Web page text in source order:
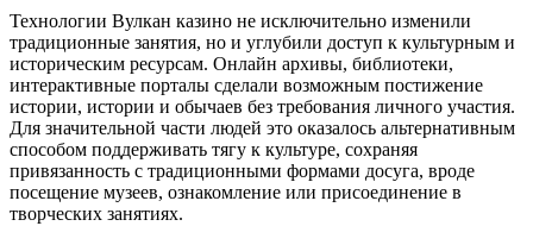
Технологии Вулкан казино не исключительно изменили
традиционные занятия, но и углубили доступ к культурным и
историческим ресурсам. Онлайн архивы, библиотеки,
интерактивные порталы сделали возможным постижение
истории, истории и обычаев без требования личного участия.
Для значительной части людей это оказалось альтернативным
способом поддерживать тягу к культуре, сохраняя
привязанность с традиционными формами досуга, вроде
посещение музеев, ознакомление или присоединение в
творческих занятиях.